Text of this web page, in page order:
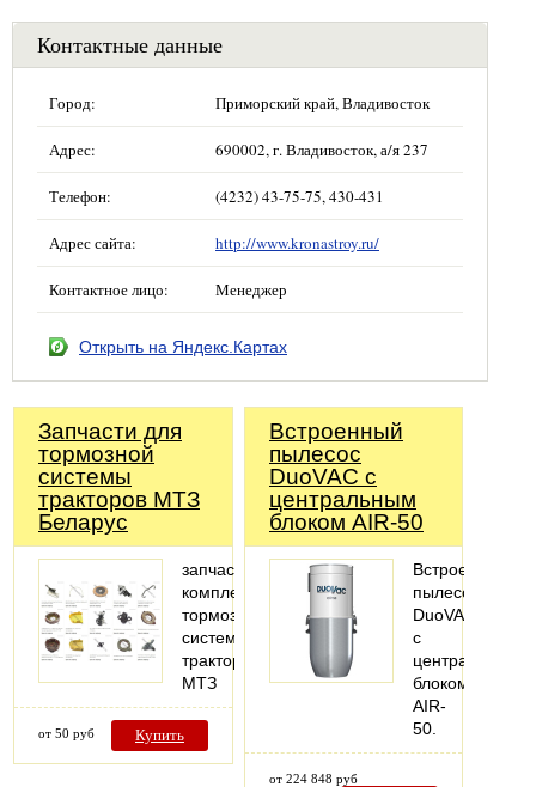
Контактные данные
Город: Приморский край, Владивосток
Адрес: 690002, г. Владивосток, а/я 237
Телефон: (4232) 43-75-75, 430-431
Адрес сайта: http://www.kronastroy.ru/
Контактное лицо: Менеджер
Открыть на Яндекс.Картах
Запчасти для
тормозной
системы
тракторов МТЗ
Беларус
запчасти,
комплектующие
тормозной
системы
тракторов
МТЗ
от 50 руб Купить
Встроенный
пылесос
DuoVAC с
центральным
блоком AIR-50
Встроенный
пылесос
DuoVAC
с
центральным
блоком
AIR-
50.
от 224 848 руб